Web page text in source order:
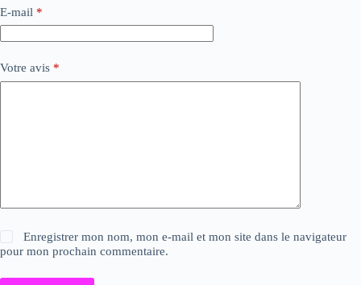
E-mail *
Votre avis *
Enregistrer mon nom, mon e-mail et mon site dans le navigateur
pour mon prochain commentaire.